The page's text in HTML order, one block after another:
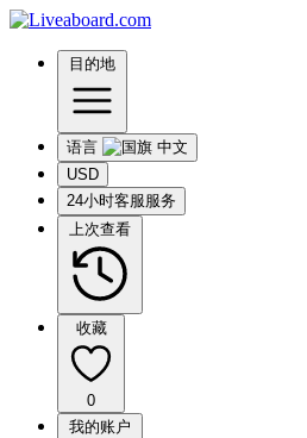
目的地
语言
USD
24小时客服服务
上次查看
收藏
0
我的账户